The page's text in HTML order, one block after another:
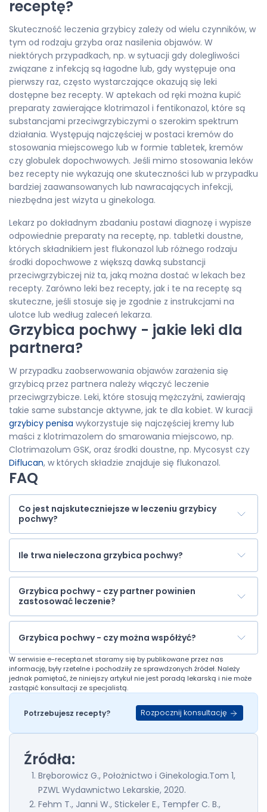
receptę?
Skuteczność leczenia grzybicy zależy od wielu czynników, w
tym od rodzaju grzyba oraz nasilenia objawów. W
niektórych przypadkach, np. w sytuacji gdy dolegliwości
związane z infekcją są łagodne lub, gdy występuje ona
pierwszy raz, często wystarczające okazują się leki
dostępne bez recepty. W aptekach od ręki można kupić
preparaty zawierające klotrimazol i fentikonazol, które są
substancjami przeciwgrzybiczymi o szerokim spektrum
działania. Występują najczęściej w postaci kremów do
stosowania miejscowego lub w formie tabletek, kremów
czy globulek dopochwowych. Jeśli mimo stosowania leków
bez recepty nie wykazują one skuteczności lub w przypadku
bardziej zaawansowanych lub nawracających infekcji,
niezbędna jest wizyta u ginekologa.
Lekarz po dokładnym zbadaniu postawi diagnozę i wypisze
odpowiednie preparaty na receptę, np. tabletki doustne,
których składnikiem jest flukonazol lub różnego rodzaju
środki dopochwowe z większą dawką substancji
przeciwgrzybiczej niż ta, jaką można dostać w lekach bez
recepty. Zarówno leki bez recepty, jak i te na receptę są
skuteczne, jeśli stosuje się je zgodnie z instrukcjami na
ulotce lub według zaleceń lekarza.
Grzybica pochwy - jakie leki dla
partnera?
W przypadku zaobserwowania objawów zarażenia się
grzybicą przez partnera należy włączyć leczenie
przeciwgrzybicze. Leki, które stosują mężczyźni, zawierają
takie same substancje aktywne, jak te dla kobiet. W kuracji
grzybicy penisa wykorzystuje się najczęściej kremy lub
maści z klotrimazolem do smarowania miejscowo, np.
Clotrimazolum GSK, oraz środki doustne, np. Mycosyst czy
Diflucan, w których składzie znajduje się flukonazol.
FAQ
Co jest najskuteczniejsze w leczeniu grzybicy
pochwy?
Ile trwa nieleczona grzybica pochwy?
Grzybica pochwy - czy partner powinien
zastosować leczenie?
Grzybica pochwy - czy można współżyć?
W serwisie e-recepta.net staramy się by publikowane przez nas
informację, były rzetelne i pochodziły ze sprawdzonych źródeł. Należy
jednak pamiętać, że niniejszy artykuł nie jest poradą lekarską i nie może
zastąpić konsultacji ze specjalistą.
Potrzebujesz recepty? Rozpocznij konsultację
Źródła:
Bręborowicz G., Położnictwo i Ginekologia.Tom 1,
PZWL Wydawnictwo Lekarskie, 2020.
Fehm T., Janni W., Stickeler E., Tempfer C. B.,